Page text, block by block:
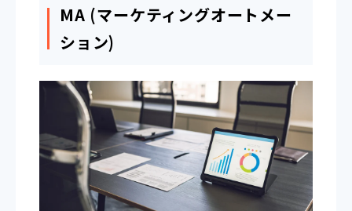
MA (マーケティングオートメー
ション)